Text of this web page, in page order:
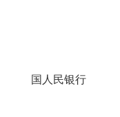
国人民银行